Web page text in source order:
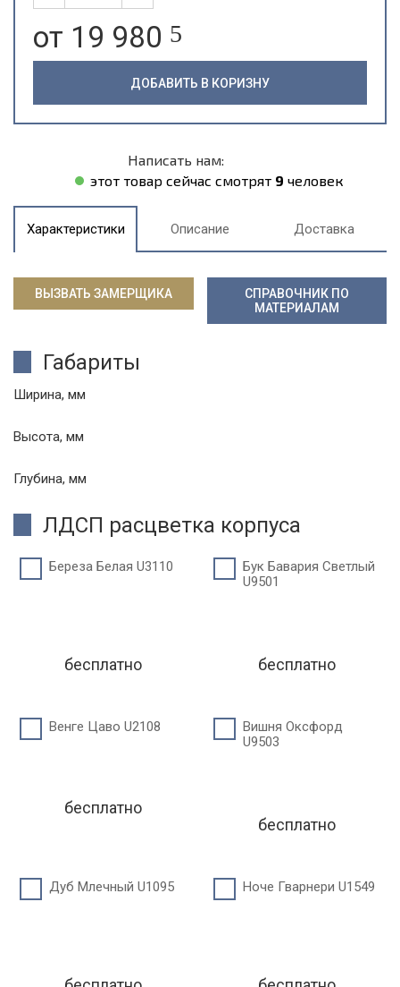
от 19 980 5
ДОБАВИТЬ В КОРИЗНУ
Написать нам:
этот товар сейчас смотрят 9 человек
Характеристики Описание Доставка
ВЫЗВАТЬ ЗАМЕРЩИКА
СПРАВОЧНИК ПО
МАТЕРИАЛАМ
Габариты
Ширина, мм
Высота, мм
Глубина, мм
ЛДСП расцветка корпуса
Береза Белая U3110
бесплатно
Бук Бавария Светлый
U9501
бесплатно
Венге Цаво U2108
бесплатно
Вишня Оксфорд
U9503
бесплатно
Дуб Млечный U1095 Ноче Гварнери U1549